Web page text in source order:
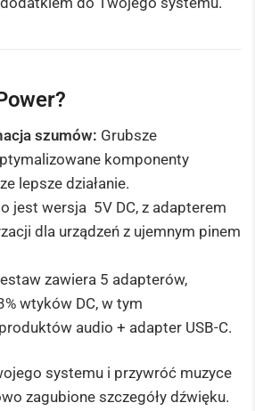
szumów: Grubsze
komponenty
lepsze działanie.
jest wersja 5V DC, z adapterem
dla urządzeń z ujemnym pinem
zawiera 5 adapterów,
wtyków DC, w tym
audio + adapter USB-C.
systemu i przywróć muzyce
zagubione szczegóły dźwięku.